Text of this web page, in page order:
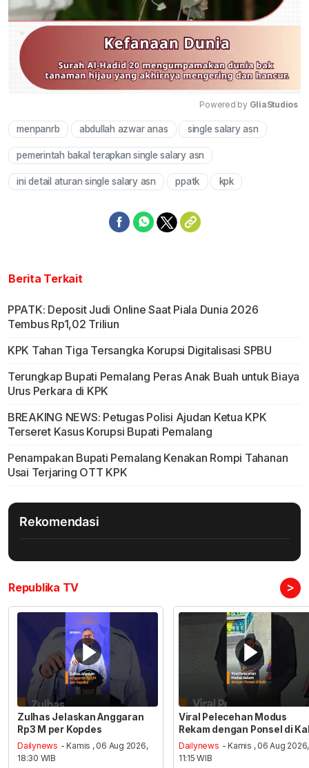
Mute
Powered by GliaStudios
menpanrb abdullah azwar anas single salary asn
pemerintah bakal terapkan single salary asn
ini detail aturan single salary asn ppatk kpk
Berita Terkait
PPATK: Deposit Judi Online Saat Piala Dunia 2026
Tembus Rp1,02 Triliun
KPK Tahan Tiga Tersangka Korupsi Digitalisasi SPBU
Terungkap Bupati Pemalang Peras Anak Buah untuk Biaya
Urus Perkara di KPK
BREAKING NEWS: Petugas Polisi Ajudan Ketua KPK
Terseret Kasus Korupsi Bupati Pemalang
Penampakan Bupati Pemalang Kenakan Rompi Tahanan
Usai Terjaring OTT KPK
Rekomendasi
Republika TV >
Zulhas Jelaskan Anggaran
Rp3 M per Kopdes
Dailynews - Kamis , 06 Aug 2026,
18:30 WIB
Viral Pelecehan Modus
Rekam dengan Ponsel di
Dailynews - Kamis , 06 Aug 2026,
11:15 WIB